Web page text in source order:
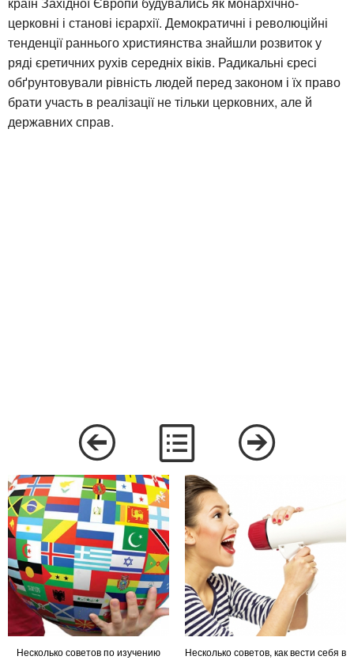
церковні і станові ієрархії. Демократичні і революційні
тенденції раннього християнства знайшли розвиток у
ряді єретичних рухів середніх віків. Радикальні єресі
обґрунтовували рівність людей перед законом і їх право
брати участь в реалізації не тільки церковних, але й
державних справ.
Несколько советов по изучению
Несколько советов, как вести себя в